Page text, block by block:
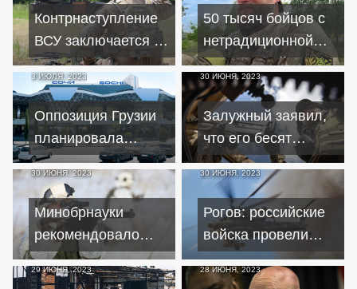
Контрнаступление
ВСУ заключается в
истощении армии
РФ – СНБО
Украины
50 тысяч бойцов с
нетрадиционной
сексуальной
ориентацией
сражаются в ВСУ
3 ИЮЛЯ, 2023
Оппозиция Грузии
планировала
захватить Сочи во
время мятежа ЧВК
"Вагнер"
30 ИЮНЯ, 2023
Залужный заявил,
что его бесят
упреки
в медленных
темпах
контрнаступления
30 ИЮНЯ, 2023
Минобрнауки
рекомендовало
давать
абитуриентам до 10
30 ИЮНЯ, 2023
Рогов: российские
войска провели
контратаку в
районе
29 ИЮНЯ, 2023 28 ИЮНЯ, 2023